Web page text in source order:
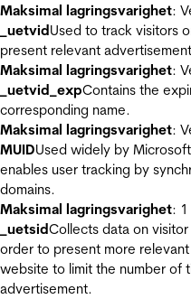
Maksimal lagringsvarighet:
_uetvidUsed to track visitors
present relevant
Maksimal lagringsvarighet:
_uetvid_expContains the
corresponding name.
Maksimal lagringsvarighet:
MUIDUsed widely by
enables user tracking by
domains.
Maksimal lagringsvarighet: 1
_uetsidCollects data on
order to present more
website to limit the number of
advertisement.